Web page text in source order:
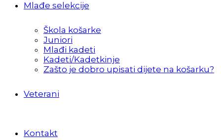
Mlađe selekcije
Škola košarke
Juniori
Mlađi kadeti
Kadeti/Kadetkinje
Zašto je dobro upisati dijete na košarku?
Veterani
Kontakt